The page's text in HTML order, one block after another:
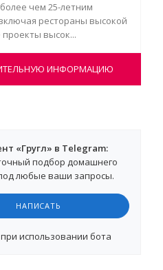
чем 25-летним
рестораны высокой
проекты высок...
ИНФОРМАЦИЮ
«Гругл» в Telegram:
подбор домашнего
любые ваши запросы.
НАПИСАТЬ
при использовании бота